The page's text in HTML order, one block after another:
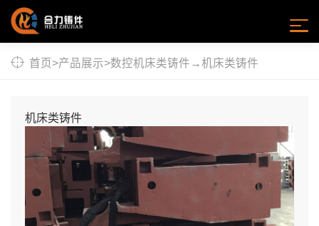
首页 >产品展示>数控机床类铸件 →机床类铸件
机床类铸件